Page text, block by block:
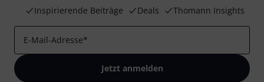
Inspirierende Beiträge
Deals Thomann Insights
E-Mail-Adresse*
Jetzt anmelden